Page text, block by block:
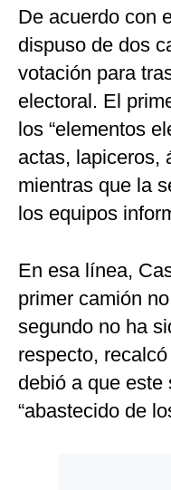
De acuerdo con
dispuso de dos
votación para
electoral. El
los “elementos
actas, lapiceros,
mientras que la
los equipos
En esa línea,
primer camión
segundo no ha
respecto,
debió a que
“abastecido de